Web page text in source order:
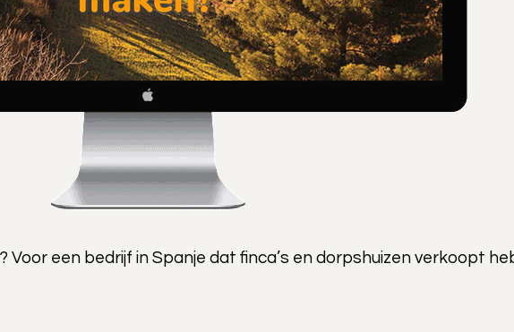
Voor een bedrijf in Spanje dat finca’s en dorpshuizen verkoopt